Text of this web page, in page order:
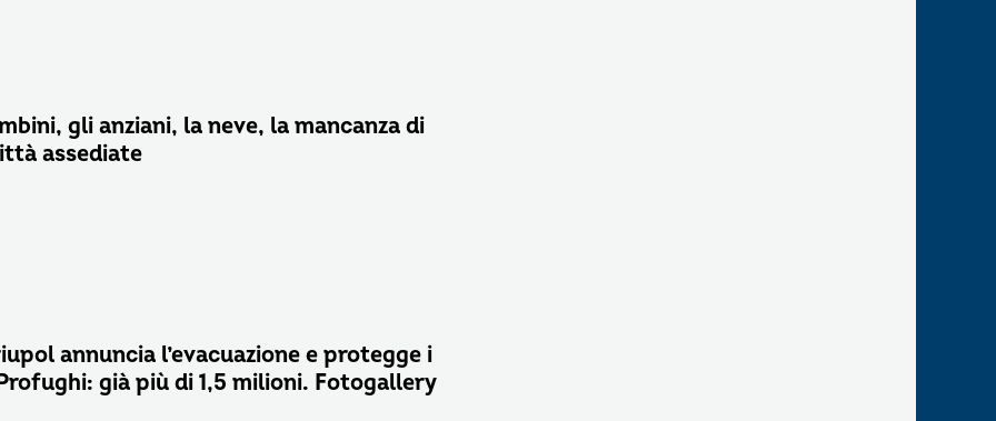
gli anziani, la neve, la mancanza di
assediate
annuncia l’evacuazione e protegge i
già più di 1,5 milioni. Fotogallery